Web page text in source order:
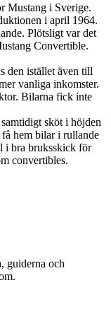
Mustang i Sverige.
i april 1964.
Plötsligt var det
Convertible.
den istället även till
vanliga inkomster.
Bilarna fick inte
sköt i höjden
hem bilar i rullande
i bra bruksskick för
convertibles.
guiderna och